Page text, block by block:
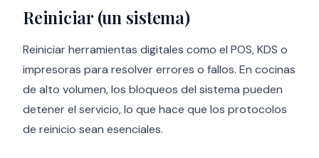
Reiniciar (un sistema)
Reiniciar herramientas digitales como el POS, KDS o
impresoras para resolver errores o fallos. En cocinas
de alto volumen, los bloqueos del sistema pueden
detener el servicio, lo que hace que los protocolos
de reinicio sean esenciales.